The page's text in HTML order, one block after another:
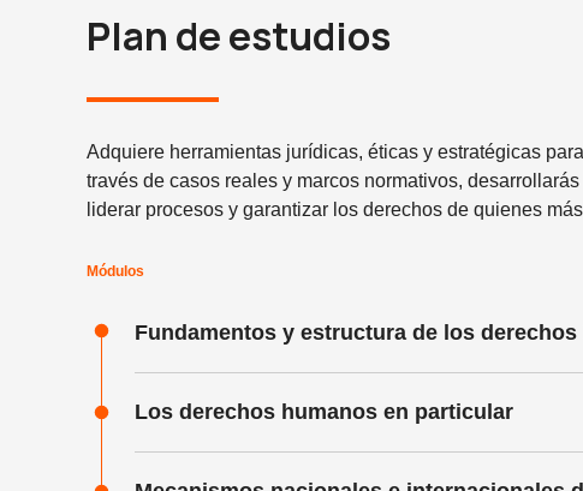
Plan de estudios
Adquiere herramientas jurídicas, éticas y estratégicas
través de casos reales y marcos normativos,
liderar procesos y garantizar los derechos de quienes
Módulos
Fundamentos y estructura de los
Los derechos humanos en particular